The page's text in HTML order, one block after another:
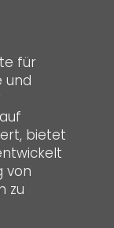
für
und
bietet
von
zu